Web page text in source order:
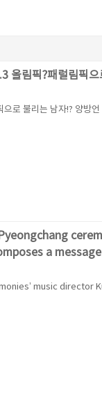
올림픽?패럴림픽
로 불리는 남자!? 양방언
a
music director